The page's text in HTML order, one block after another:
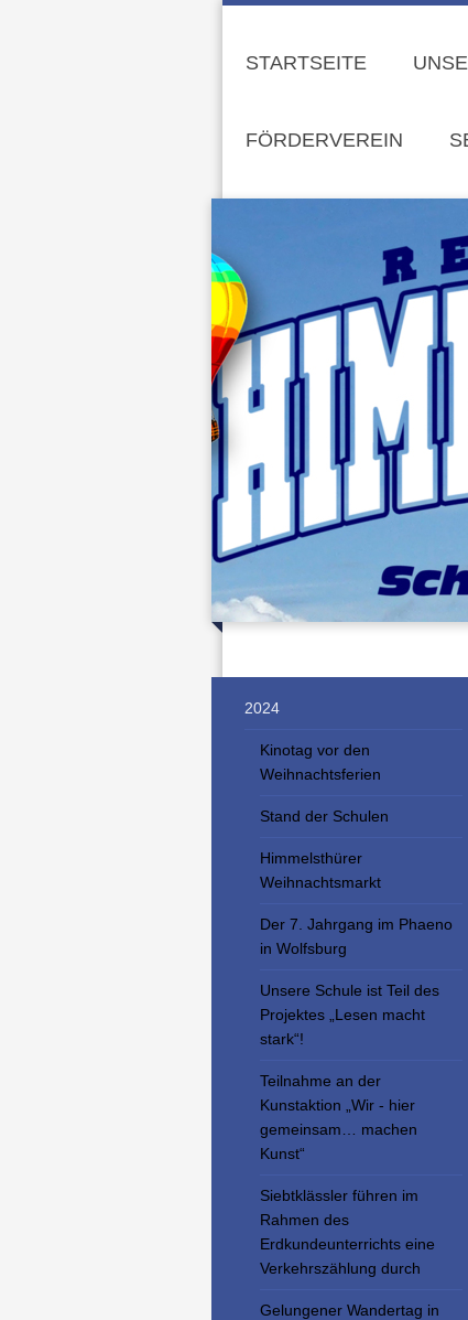
STARTSEITE
FÖRDERVEREIN
2024
Kinotag vor den
Weihnachtsferien
Stand der Schulen
Himmelsthürer
Weihnachtsmarkt
Der 7. Jahrgang im Phaeno
in Wolfsburg
Unsere Schule ist Teil des
Projektes „Lesen macht
stark“!
Teilnahme an der
Kunstaktion „Wir - hier
gemeinsam… machen
Kunst“
Siebtklässler führen im
Rahmen des
Erdkundeunterrichts eine
Verkehrszählung durch
Gelungener Wandertag in